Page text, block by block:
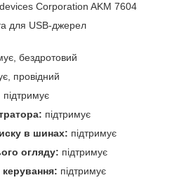
Corporation AKM 7604
для USB-джерел
бездротовий
провідний
підтримує
підтримує
в шинах: підтримує
огляду: підтримує
підтримує